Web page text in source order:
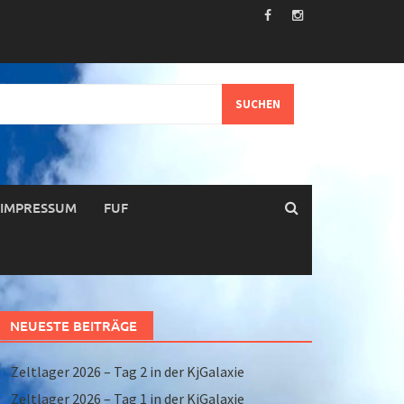
IMPRESSUM FUF
NEUESTE BEITRÄGE
Zeltlager 2026 – Tag 2 in der KjGalaxie
Zeltlager 2026 – Tag 1 in der KjGalaxie